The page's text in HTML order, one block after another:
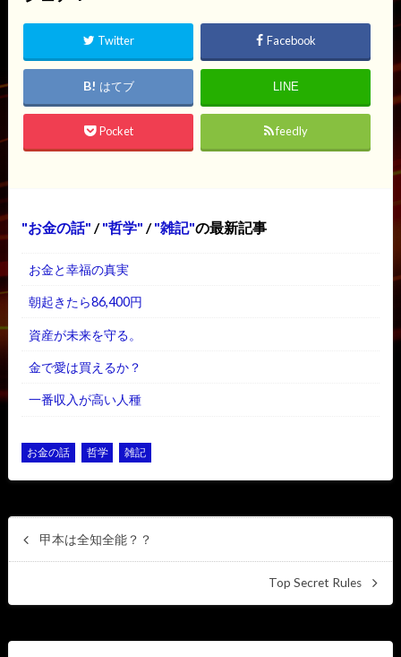
Twitter Facebook
はてブ LINE
Pocket feedly
お金の話 / 哲学 / 雑記 の最新記事
お金と幸福の真実
朝起きたら86,400円
資産が未来を守る。
金で愛は買えるか？
一番収入が高い人種
お金の話 哲学 雑記
甲本は全知全能？？
Top Secret Rules